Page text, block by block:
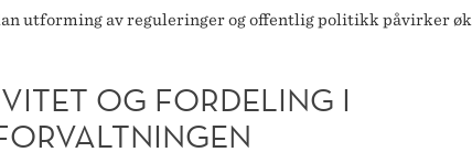
utforming av reguleringer og offentlig politikk påvirker
OG FORDELING I